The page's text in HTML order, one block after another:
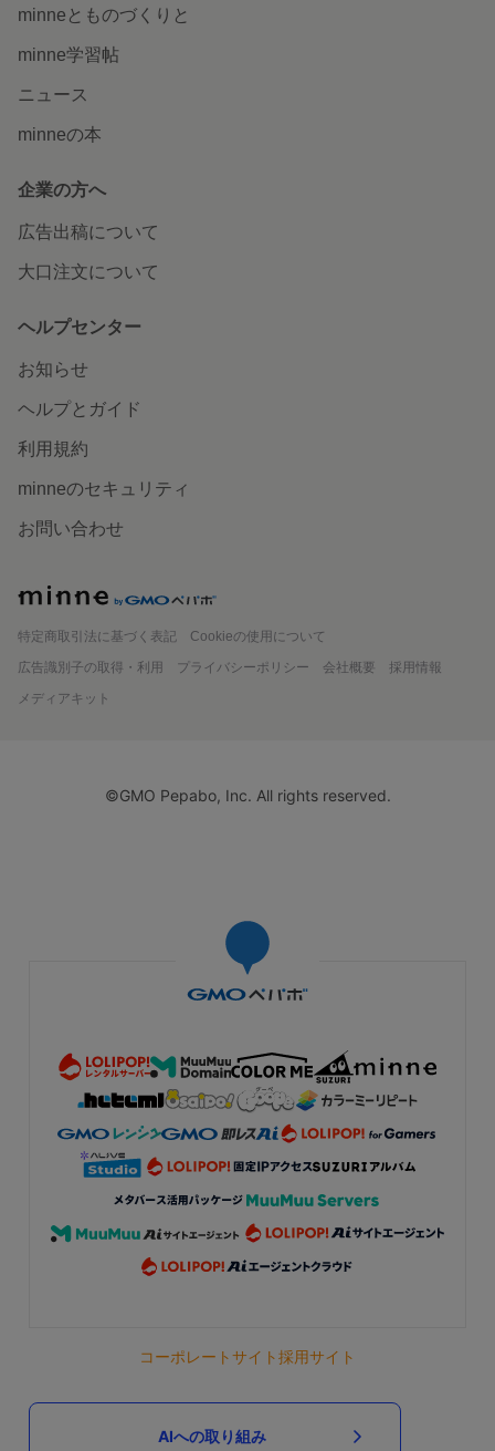
minneとものづくりと
minne学習帖
ニュース
minneの本
企業の方へ
広告出稿について
大口注文について
ヘルプセンター
お知らせ
ヘルプとガイド
利用規約
minneのセキュリティ
お問い合わせ
特定商取引法に基づく表記
Cookieの使用について
広告識別子の取得・利用
プライバシーポリシー 会社概要
採用情報
メディアキット
©GMO Pepabo, Inc. All rights reserved.
コーポレートサイト採用サイト
AIへの取り組み